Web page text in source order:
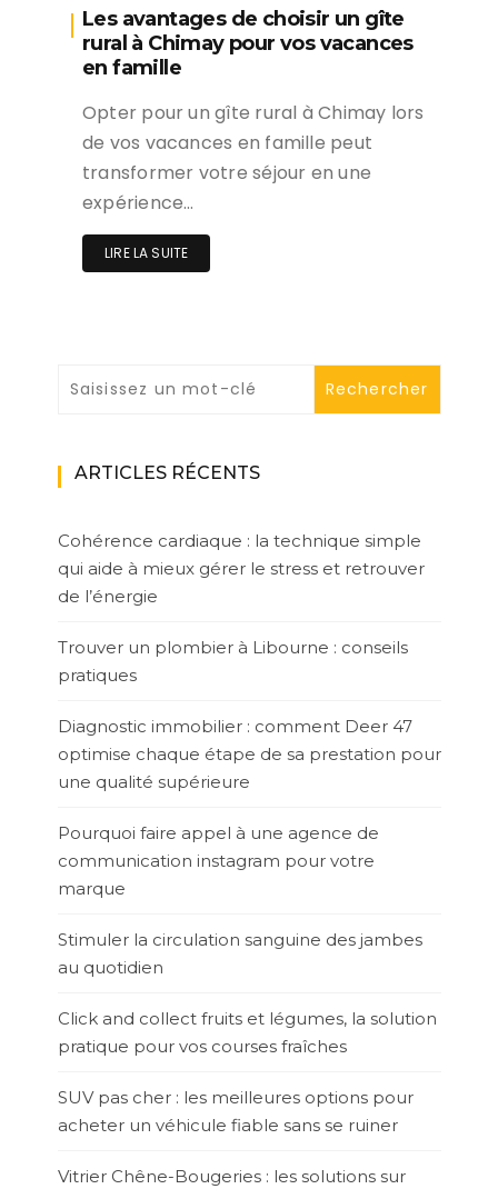
Les avantages de choisir un gîte
rural à Chimay pour vos vacances
en famille
Opter pour un gîte rural à Chimay lors
de vos vacances en famille peut
transformer votre séjour en une
expérience…
LIRE LA SUITE
ARTICLES RÉCENTS
Cohérence cardiaque : la technique simple
qui aide à mieux gérer le stress et retrouver
de l’énergie
Trouver un plombier à Libourne : conseils
pratiques
Diagnostic immobilier : comment Deer 47
optimise chaque étape de sa prestation pour
une qualité supérieure
Pourquoi faire appel à une agence de
communication instagram pour votre
marque
Stimuler la circulation sanguine des jambes
au quotidien
Click and collect fruits et légumes, la solution
pratique pour vos courses fraîches
SUV pas cher : les meilleures options pour
acheter un véhicule fiable sans se ruiner
Vitrier Chêne-Bougeries : les solutions sur